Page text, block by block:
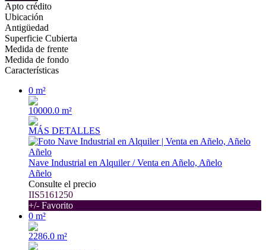
Apto crédito
Ubicación
Antigüedad
Superficie Cubierta
Medida de frente
Medida de fondo
Características
0 m²
10000.0 m²
MÁS DETALLES
Nave Industrial en Alquiler / Venta en Añelo, Añelo
Añelo
Consulte el precio
IIS5161250
+/- Favorito
0 m²
2286.0 m²